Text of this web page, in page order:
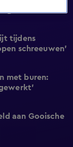
tijdens
schreeuwen'
met buren:
aan Gooische